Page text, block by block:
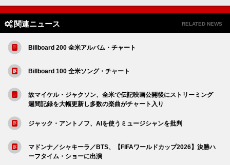
関連ニュース RELATED NEWS
Billboard 200 全米アルバム・チャート
Billboard 100 全米ソング・チャート
故マイケル・ジャクソン、全米で伝記映画公開後にストリーミング
週間記録を大幅更新し多数の楽曲がチャート入り
ジャック・アントノフ、AIを使うミュージシャンを批判
マドンナ／シャキーラ／BTS、【FIFAワールドカップ2026】決勝ハ
ーフタイム・ショーに出演